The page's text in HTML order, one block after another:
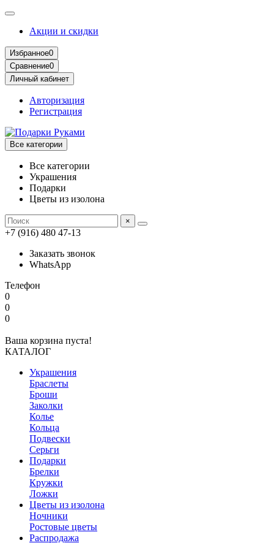
Акции и скидки
Избранное0
Сравнение0
Личный кабинет
Авторизация
Регистрация
Все категории
Все категории
Украшения
Подарки
Цветы из изолона
×
+7 (916) 480 47-13
Заказать звонок
WhatsApp
Телефон
0
0
0
Ваша корзина пуста!
КАТАЛОГ
Украшения
Браслеты
Броши
Заколки
Колье
Кольца
Подвески
Серьги
Подарки
Брелки
Кружки
Ложки
Цветы из изолона
Ночники
Ростовые цветы
Распродажа